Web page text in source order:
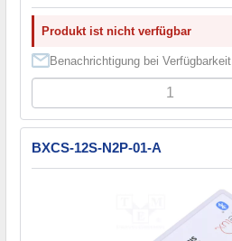
Produkt ist nicht verfügbar
Benachrichtigung bei Verfügbarkeit
BXCS-12S-N2P-01-A